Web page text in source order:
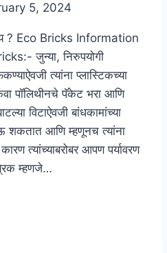
5, 2024
? Eco Bricks Information
जुन्या, निरुपयोगी
त्यांना प्लास्टिकच्या
पॉलिथीनचे पॅकेट भरा आणि
विटाऐवजी बांधकामांच्या
शकतात आणि म्हणूनच त्यांना
त्यांच्याबरोबर आपण पर्यावरण
म्हणजे…